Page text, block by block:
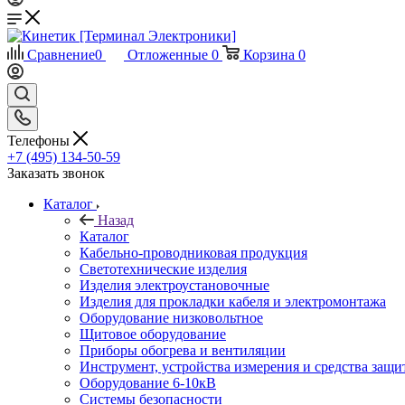
Сравнение0 Отложенные 0 Корзина 0
Телефоны
+7 (495) 134-50-59
Заказать звонок
Каталог
Назад
Каталог
Кабельно-проводниковая продукция
Светотехнические изделия
Изделия электроустановочные
Изделия для прокладки кабеля и электромонтажа
Оборудование низковольтное
Щитовое оборудование
Приборы обогрева и вентиляции
Инструмент, устройства измерения и средства
Оборудование 6-10кВ
Системы безопасности